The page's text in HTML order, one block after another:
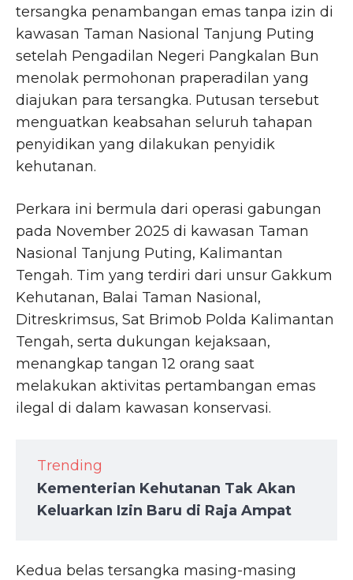
tersangka penambangan emas tanpa izin di
kawasan Taman Nasional Tanjung Puting
setelah Pengadilan Negeri Pangkalan Bun
menolak permohonan praperadilan yang
diajukan para tersangka. Putusan tersebut
menguatkan keabsahan seluruh tahapan
penyidikan yang dilakukan penyidik
kehutanan.
Perkara ini bermula dari operasi gabungan
pada November 2025 di kawasan Taman
Nasional Tanjung Puting, Kalimantan
Tengah. Tim yang terdiri dari unsur Gakkum
Kehutanan, Balai Taman Nasional,
Ditreskrimsus, Sat Brimob Polda Kalimantan
Tengah, serta dukungan kejaksaan,
menangkap tangan 12 orang saat
melakukan aktivitas pertambangan emas
ilegal di dalam kawasan konservasi.
Trending
Kementerian Kehutanan Tak Akan
Keluarkan Izin Baru di Raja Ampat
Kedua belas tersangka masing-masing